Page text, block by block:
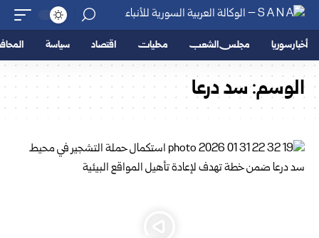
أخبار سوريا مجلس الشعب محليات اقتصاد سياسة
الوسم:سد درعا